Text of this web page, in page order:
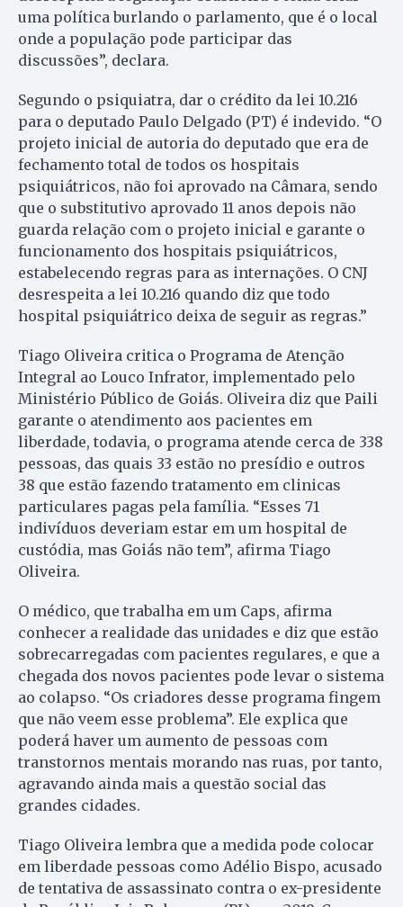
uma política burlando o parlamento, que é o local
onde a população pode participar das
discussões”, declara.
Segundo o psiquiatra, dar o crédito da lei 10.216
para o deputado Paulo Delgado (PT) é indevido. “O
projeto inicial de autoria do deputado que era de
fechamento total de todos os hospitais
psiquiátricos, não foi aprovado na Câmara, sendo
que o substitutivo aprovado 11 anos depois não
guarda relação com o projeto inicial e garante o
funcionamento dos hospitais psiquiátricos,
estabelecendo regras para as internações. O CNJ
desrespeita a lei 10.216 quando diz que todo
hospital psiquiátrico deixa de seguir as regras.”
Tiago Oliveira critica o Programa de Atenção
Integral ao Louco Infrator, implementado pelo
Ministério Público de Goiás. Oliveira diz que Paili
garante o atendimento aos pacientes em
liberdade, todavia, o programa atende cerca de 338
pessoas, das quais 33 estão no presídio e outros
38 que estão fazendo tratamento em clinicas
particulares pagas pela família. “Esses 71
indivíduos deveriam estar em um hospital de
custódia, mas Goiás não tem”, afirma Tiago
Oliveira.
O médico, que trabalha em um Caps, afirma
conhecer a realidade das unidades e diz que estão
sobrecarregadas com pacientes regulares, e que a
chegada dos novos pacientes pode levar o sistema
ao colapso. “Os criadores desse programa fingem
que não veem esse problema”. Ele explica que
poderá haver um aumento de pessoas com
transtornos mentais morando nas ruas, por tanto,
agravando ainda mais a questão social das
grandes cidades.
Tiago Oliveira lembra que a medida pode colocar
em liberdade pessoas como Adélio Bispo, acusado
de tentativa de assassinato contra o ex-presidente